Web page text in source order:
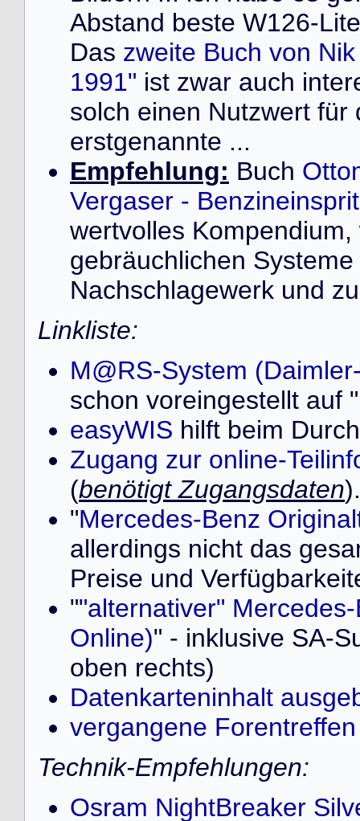
Abstand beste W126-
Das zweite Buch von
1991" ist zwar auch
solch einen Nutzwert
erstgenannte ...
Empfehlung: Buch
Vergaser -
wertvolles
gebräuchlichen
Nachschlagewerk und
Linkliste:
M@RS-System
schon voreingestellt auf
easyWIS hilft beim
Zugang zur online-
(benötigt Zugangsdaten).
"Mercedes-Benz
allerdings nicht das
Preise und
""alternativer"
Online)" - inklusive SA-
oben rechts)
Datenkarteninhalt
vergangene Forentreffen
Technik-Empfehlungen:
Osram NightBreaker